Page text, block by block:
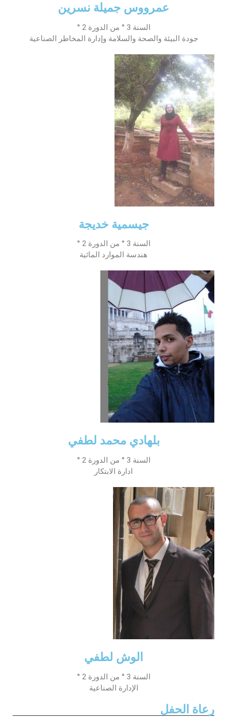
عمرووس جميلة نسرين
السنة 3 ° من الدورة 2 °
جودة البيئة والصحة والسلامة وإدارة المخاطر الصناعية
جيسمية خديجة
السنة 3 ° من الدورة 2 °
هندسة الموارد المائية
بلهادي محمد لطفي
السنة 3 ° من الدورة 2 °
ادارة الابتكار
الوش لطفي
السنة 3 ° من الدورة 2 °
الإدارة الصناعية
رعاة الحفل